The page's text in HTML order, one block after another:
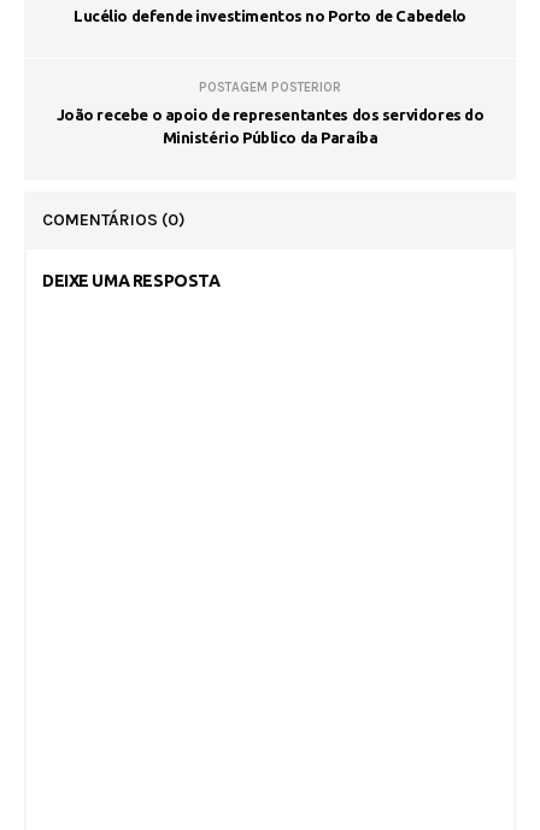
Lucélio defende investimentos no Porto de Cabedelo
POSTAGEM POSTERIOR
João recebe o apoio de representantes dos servidores do
Ministério Público da Paraíba
COMENTÁRIOS (0)
DEIXE UMA RESPOSTA